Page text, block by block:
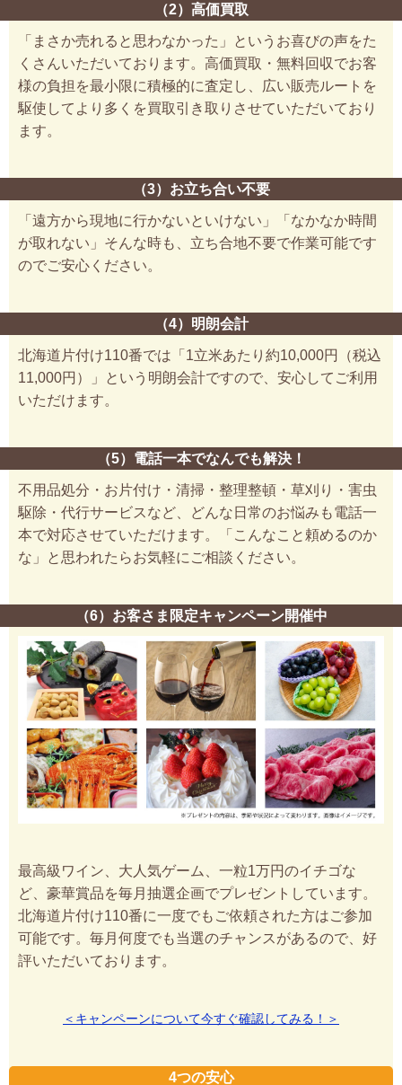
（2）高価買取
「まさか売れると思わなかった」というお喜びの声をた
くさんいただいております。高価買取・無料回収でお客
様の負担を最小限に積極的に査定し、広い販売ルートを
駆使してより多くを買取引き取りさせていただいており
ます。
（3）お立ち合い不要
「遠方から現地に行かないといけない」「なかなか時間
が取れない」そんな時も、立ち合地不要で作業可能です
のでご安心ください。
（4）明朗会計
北海道片付け110番では「1立米あたり約10,000円（税込
11,000円）」という明朗会計ですので、安心してご利用
いただけます。
（5）電話一本でなんでも解決！
不用品処分・お片付け・清掃・整理整頓・草刈り・害虫
駆除・代行サービスなど、どんな日常のお悩みも電話一
本で対応させていただけます。「こんなこと頼めるのか
な」と思われたらお気軽にご相談ください。
（6）お客さま限定キャンペーン開催中
最高級ワイン、大人気ゲーム、一粒1万円のイチゴな
ど、豪華賞品を毎月抽選企画でプレゼントしています。
北海道片付け110番に一度でもご依頼された方はご参加
可能です。毎月何度でも当選のチャンスがあるので、好
評いただいております。
＜キャンペーンについて今すぐ確認してみる！＞
4つの安心